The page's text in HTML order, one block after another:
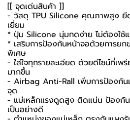
[[ จุดเด่นสินค้า ]]
- วัสดุ TPU Silicone คุณภาพสูง ยื
เยี่ยม
* ปุ่ม Silicone นุ่มกดง่าย ไม่ต้องใช้แ
* เสริมการป้องกันหน้าจอด้วยการยก
พิเศษ
- ใส่ใจทุกรายละเอียด ด้วยดีไซน์ที่เพ
มากขึ้น
- Airbag Anti-Rall เพิ่มการป้องกั
จุด
- แม่เหล็กแรงดูดสูง ติดแน่น ป้องกัน
เป็นอย่างดี